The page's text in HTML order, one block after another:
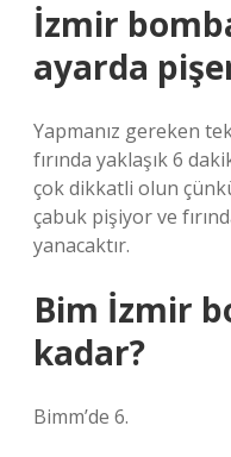
İzmir
ayarda
Yapmanız gereken tek
fırında yaklaşık 6
çok dikkatli olun
çabuk pişiyor ve
yanacaktır.
Bim İzmir
kadar?
Bimm’de 6.